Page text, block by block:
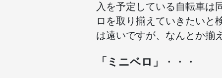
入を予定している自転車は
ロを取り揃えていきたいと
は遠いですが、なんとか揃
「ミニベロ」 ・・・